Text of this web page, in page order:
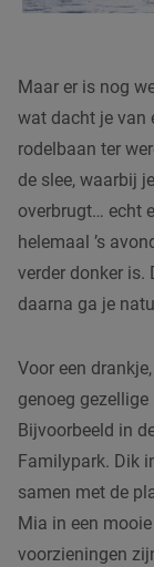
Maar er is nog
wat dacht je van
rodelbaan ter
de slee, waarbij
overbrugt… echt
helemaal ’s
verder donker is.
daarna ga je
Voor een
genoeg
Bijvoorbeeld in
Familypark. Dik
samen met de
Mia in een
voorzieningen